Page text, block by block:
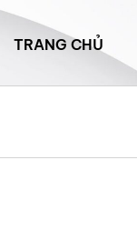
TRANG CHỦ